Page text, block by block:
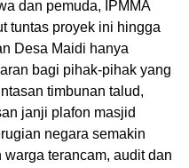
dan pemuda, IPMMA
tuntas proyek ini hingga
Desa Maidi hanya
bagi pihak-pihak yang
timbunan talud,
janji plafon masjid
negara semakin
terancam, audit dan